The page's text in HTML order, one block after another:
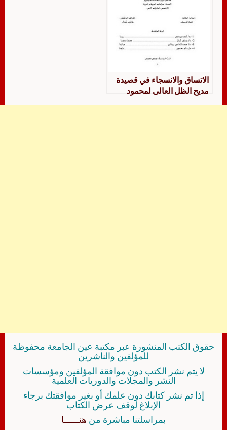
الاتساق والانسجاء في قصيدة
مديح الظل العالى لمحمود
حقوق الكتب المنشورة عبر مكتبة عين الجامعة محفوظة
للمؤلفين والناشرين
لا يتم نشر الكتب دون موافقة المؤلفين ومؤسسات
النشر والمجلات والدوريات العلمية
إذا تم نشر كتابك دون علمك أو بغير موافقتك برجاء
الإبلاغ لوقف عرض الكتاب
بمراسلتنا مباشرة من هنــــــا